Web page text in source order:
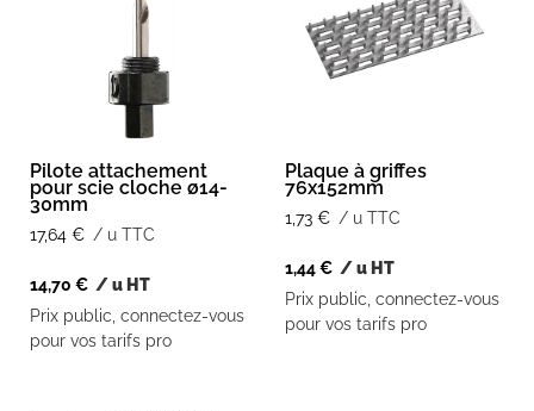
Pilote attachement
pour scie cloche ø14-
30mm
17,64 € / u TTC
14,70 € / u HT
Prix public, connectez-vous
pour vos tarifs pro
Plaque à griffes
76x152mm
1,73 € / u TTC
1,44€ / u HT
Prix public, connectez-vous
pour vos tarifs pro